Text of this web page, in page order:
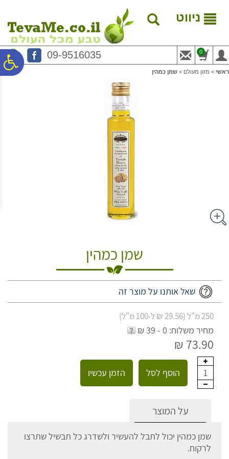
נגישות
המרכזי
ניווט
09-9516035 0
ראשי > מזון מעולם > שמן כמהין
שמן כמהין
שאל אותנו על מוצר זה
250 מ"ל (29.56 ₪ ל-100 מ"ל)
מחיר משלוח: 0 - 39 ₪
73.90 ₪
1 הוסף לסל הזמן עכשיו
על המוצר
שמן כמהין יכול לתבל להעשיר ולשדרג כל תבשיל שתרצו
לרקוח.